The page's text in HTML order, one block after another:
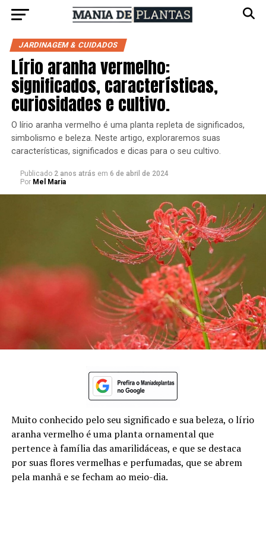
JARDINAGEM & CUIDADOS
Lírio aranha vermelho:
significados, características,
curiosidades e cultivo.
O lírio aranha vermelho é uma planta repleta de significados,
simbolismo e beleza. Neste artigo, exploraremos suas
características, significados e dicas para o seu cultivo.
Publicado 2 anos atrás em 6 de abril de 2024
Por Mel Maria
Muito conhecido pelo seu significado e sua beleza, o lírio
aranha vermelho é uma planta ornamental que
pertence à família das amarilidáceas, e que se destaca
por suas flores vermelhas e perfumadas, que se abrem
pela manhã e se fecham ao meio-dia.